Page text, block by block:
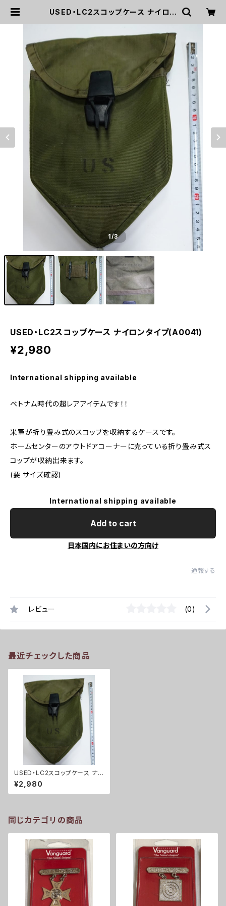
USED・LC2スコップケース ナイロン
1/3
USED・LC2スコップケース ナイロンタイプ(A0041)
¥2,980
International shipping available
ベトナム時代の超レアアイテムです！！
米軍が折り畳み式のスコップを収納するケースです。
ホームセンターのアウトドアコーナーに売っている折り畳み式ス
コップが収納出来ます。
(要 サイズ確認)
International shipping available
Add to cart
日本国内にお住まいの方向け
通報する
レビュー (0)
最近チェックした商品
USED・LC2スコップケース ナイ
ロンタイプ(A0041)
¥2,980
同じカテゴリの商品